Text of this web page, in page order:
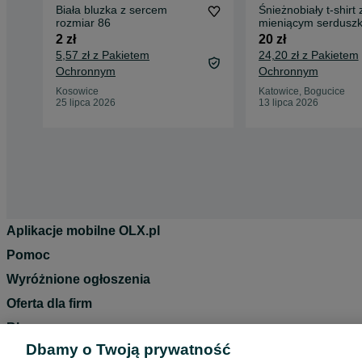
Biała bluzka z sercem
rozmiar 86
2 zł
5,57 zł z Pakietem
Ochronnym
Kosowice
25 lipca 2026
Śnieżnobiały t-shirt
20 zł
24,20 zł z Pakietem
Ochronnym
Katowice, Bogucice
13 lipca 2026
Aplikacje mobilne OLX.pl
Pomoc
Wyróżnione ogłoszenia
Oferta dla firm
Blog
Regulamin
Dbamy o Twoją prywatność